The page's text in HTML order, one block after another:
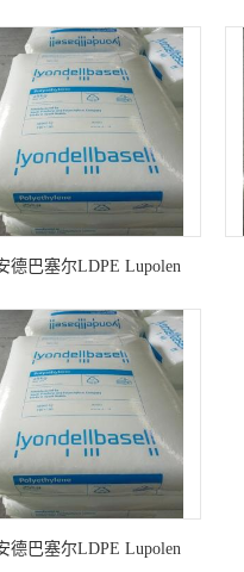
德巴塞尔LDPE Lupolen
德巴塞尔LDPE Lupolen